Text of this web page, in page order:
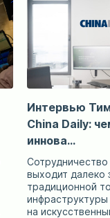
Интервью
China Daily:
иннова...
Сотрудничество
выходит далеко
традиционной
на